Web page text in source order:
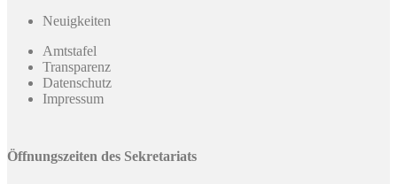
Neuigkeiten
Amtstafel
Transparenz
Datenschutz
Impressum
Öffnungszeiten des Sekretariats